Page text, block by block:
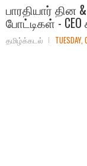
பாரதியார் தின
போட்டிகள் - CEO
தமிழ்க்கடல்